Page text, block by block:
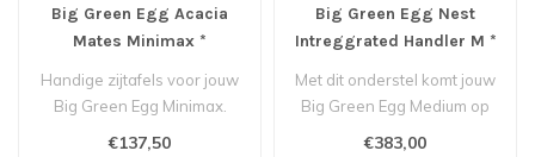
Big Green Egg Acacia
Mates Minimax *
Handige zijtafels voor jouw
Big Green Egg Minimax.
€137,50
Big Green Egg Nest
Intreggrated Handler M *
Met dit onderstel komt jouw
Big Green Egg Medium op
€383,00